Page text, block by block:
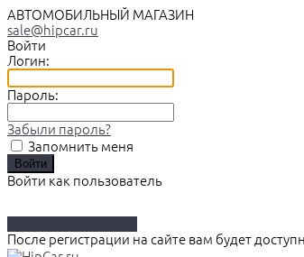
АВТОМОБИЛЬНЫЙ МАГАЗИН
sale@hipcar.ru
Войти
Логин:
Пароль:
Забыли пароль?
Запомнить меня
Войти как пользователь
После регистрации на сайте вам будет